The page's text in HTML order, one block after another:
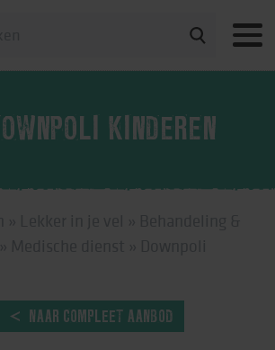
vragen
KINDEREN
NAAR COMPLEET AANBOD